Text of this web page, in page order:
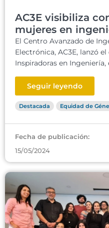
AC3E visibiliza
mujeres en
El Centro Avanzado de
Electrónica, AC3E, lanzó
Inspiradoras en Ingeniería,
Seguir leyendo
Destacada Equidad de
Fecha de publicación:
15/05/2024